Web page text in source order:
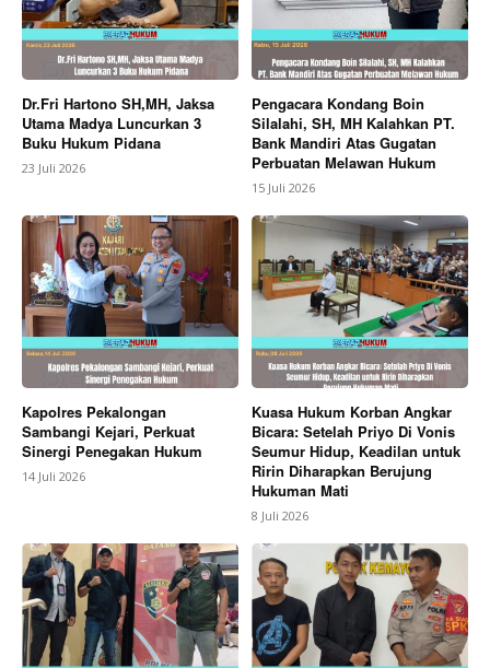
Dr.Fri Hartono SH,MH, Jaksa
Utama Madya Luncurkan 3
Buku Hukum Pidana
23 Juli 2026
Pengacara Kondang Boin
Silalahi, SH, MH Kalahkan PT.
Bank Mandiri Atas Gugatan
Perbuatan Melawan Hukum
15 Juli 2026
Kapolres Pekalongan
Sambangi Kejari, Perkuat
Sinergi Penegakan Hukum
14 Juli 2026
Kuasa Hukum Korban Angkar
Bicara: Setelah Priyo Di Vonis
Seumur Hidup, Keadilan untuk
Ririn Diharapkan Berujung
Hukuman Mati
8 Juli 2026